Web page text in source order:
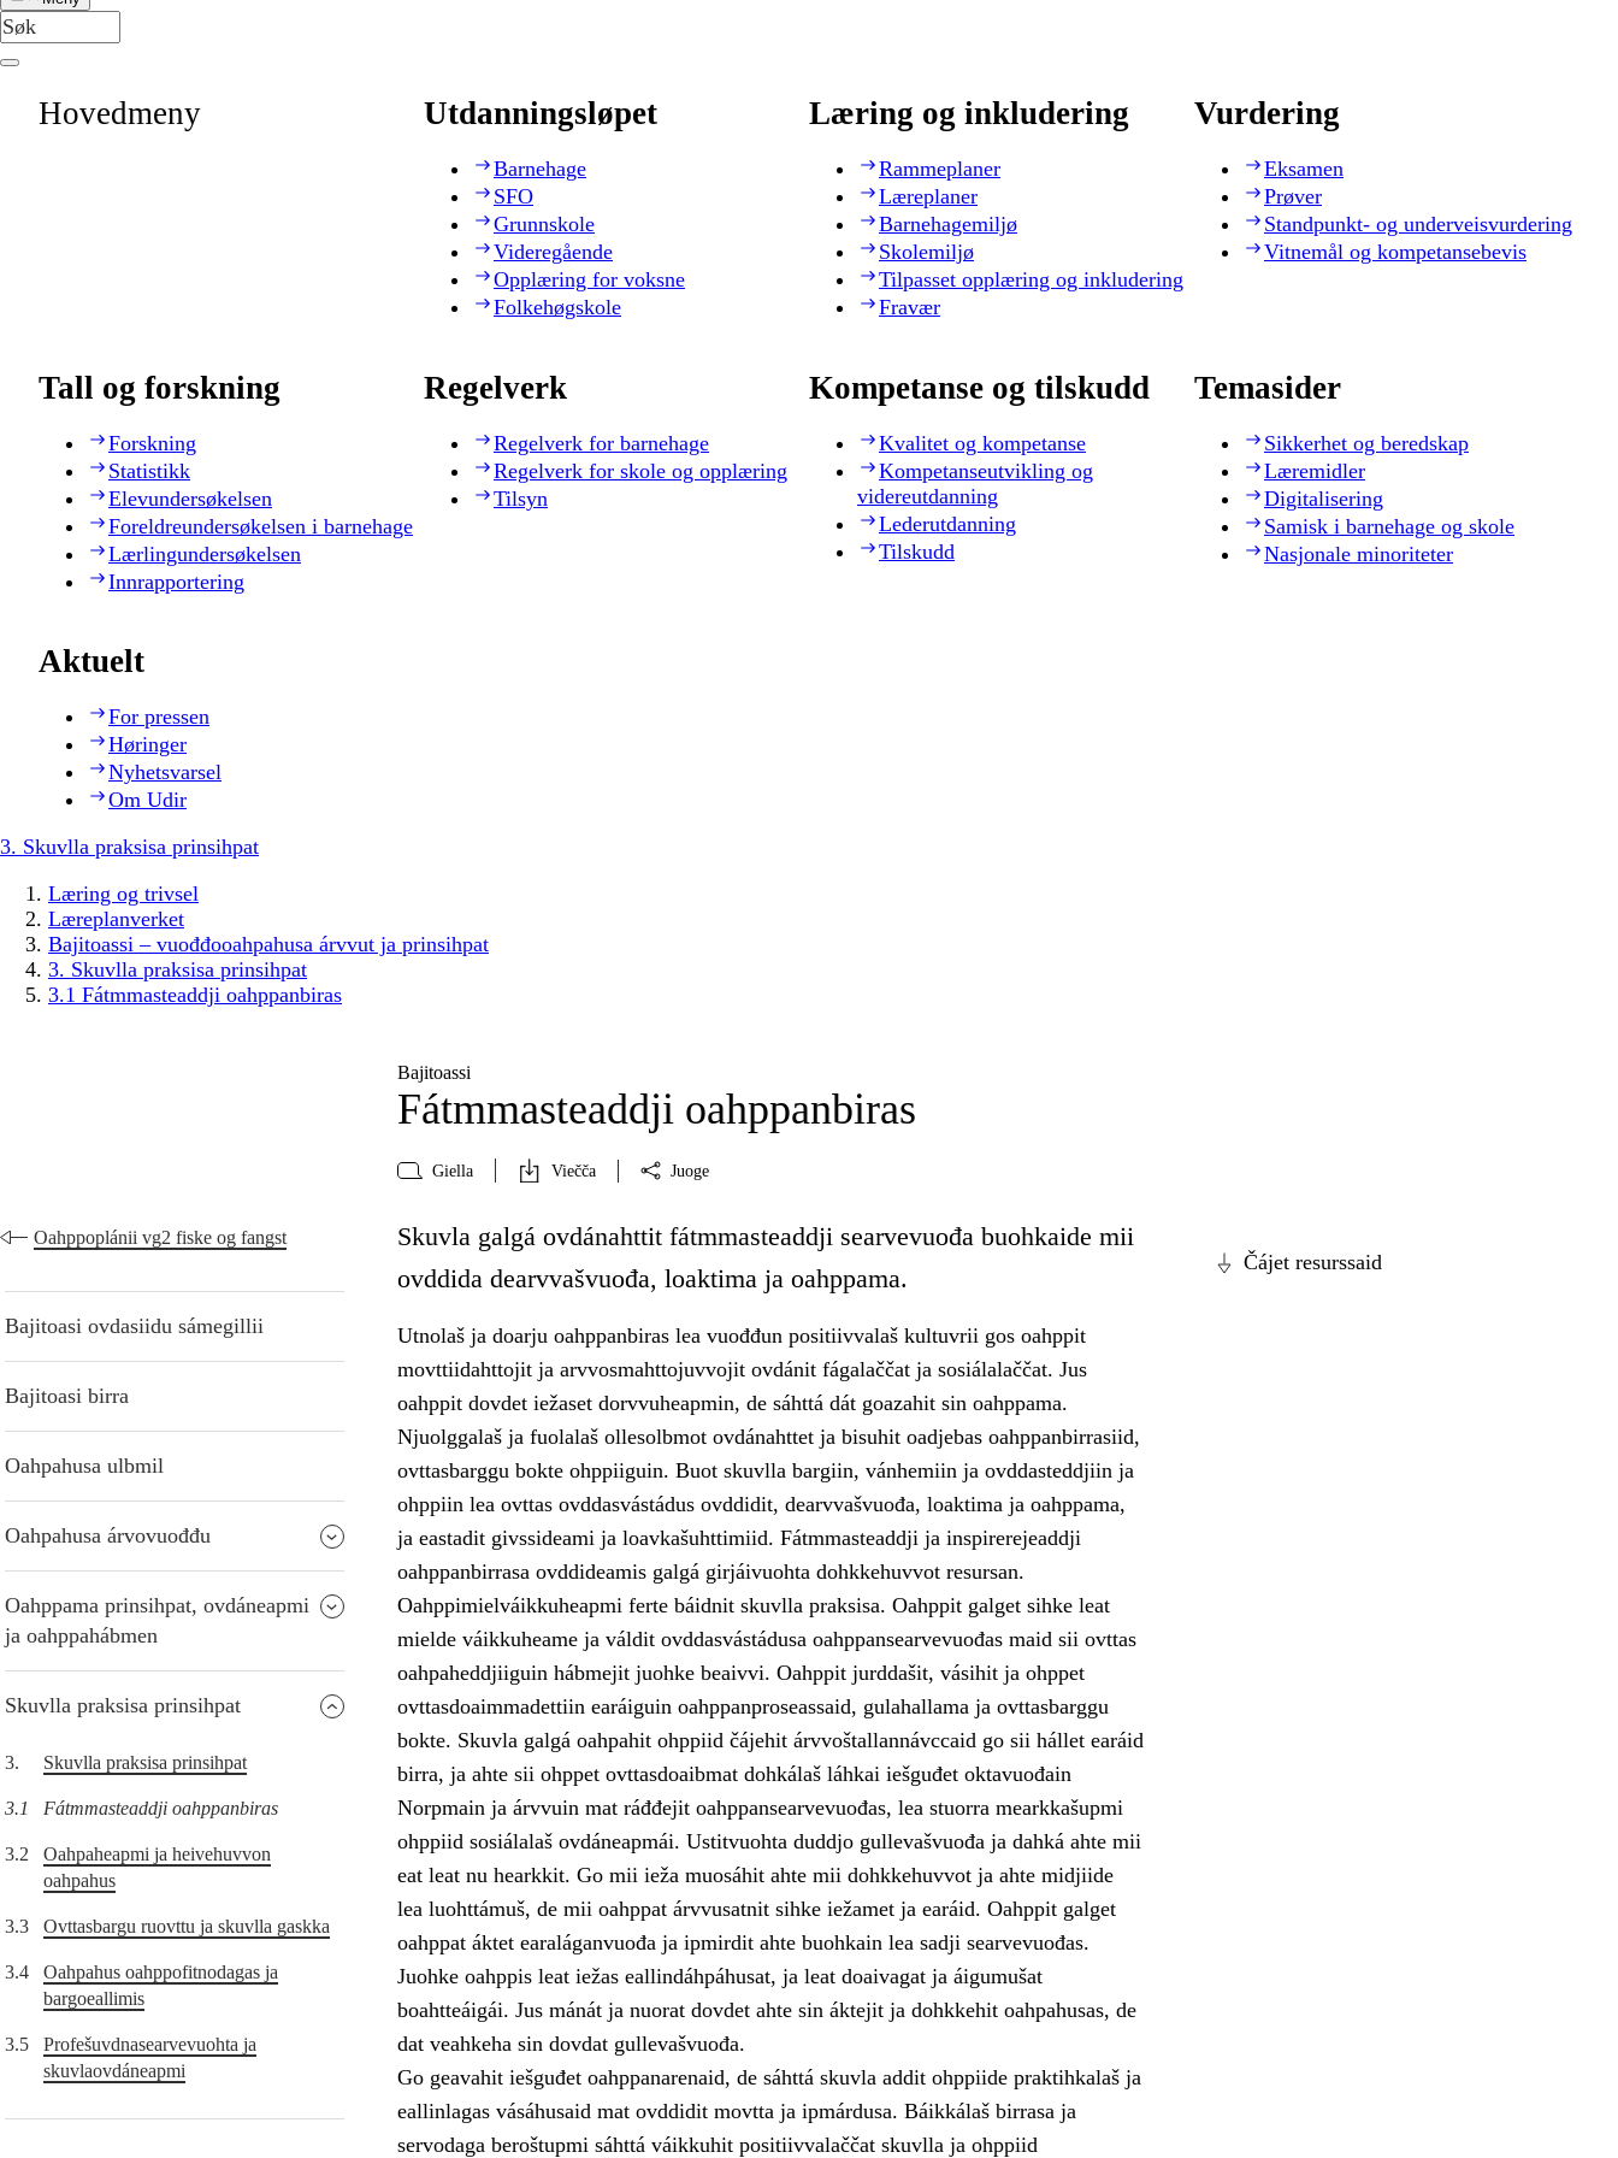
Hovedmeny Utdanningsløpet
Barnehage
SFO
Grunnskole
Videregående
Opplæring for voksne
Folkehøgskole
Læring og inkludering
Rammeplaner
Læreplaner
Barnehagemiljø
Skolemiljø
Tilpasset opplæring og inkludering
Fravær
Vurdering
Eksamen
Prøver
Standpunkt- og underveisvurdering
Vitnemål og kompetansebevis
Tall og forskning
Forskning
Statistikk
Elevundersøkelsen
Foreldreundersøkelsen i barnehage
Lærlingundersøkelsen
Innrapportering
Regelverk
Regelverk for barnehage
Regelverk for skole og opplæring
Tilsyn
Kompetanse og tilskudd
Kvalitet og kompetanse
Kompetanseutvikling og
videreutdanning
Lederutdanning
Tilskudd
Temasider
Sikkerhet og beredskap
Læremidler
Digitalisering
Samisk i barnehage og skole
Nasjonale minoriteter
Aktuelt
For pressen
Høringer
Nyhetsvarsel
Om Udir
3. Skuvlla praksisa prinsihpat
Læring og trivsel
Læreplanverket
Bajitoassi – vuođđooahpahusa árvvut ja prinsihpat
3. Skuvlla praksisa prinsihpat
3.1 Fátmmasteaddji oahppanbiras
Bajitoassi
Fátmmasteaddji oahppanbiras
Giella Viečča Juoge
Oahppoplánii vg2 fiske og fangst
Bajitoasi ovdasiidu sámegillii
Bajitoasi birra
Oahpahusa ulbmil
Oahpahusa árvovuođđu
Oahppama prinsihpat, ovdáneapmi
ja oahppahábmen
Skuvlla praksisa prinsihpat
3. Skuvlla praksisa prinsihpat
3.1 Fátmmasteaddji oahppanbiras
3.2
Oahpaheapmi ja heivehuvvon
oahpahus
3.3 Ovttasbargu ruovttu ja skuvlla gaskka
3.4
Oahpahus oahppofitnodagas ja
bargoeallimis
3.5
Profešuvdnasearvevuohta ja
skuvlaovdáneapmi
Čájet resurssaid
Skuvla galgá ovdánahttit fátmmasteaddji searvevuođa buohkaide mii
ovddida dearvvašvuođa, loaktima ja oahppama.
Utnolaš ja doarju oahppanbiras lea vuođđun positiivvalaš kultuvrii gos oahppit
movttiidahttojit ja arvvosmahttojuvvojit ovdánit fágalaččat ja sosiálalaččat. Jus
oahppit dovdet iežaset dorvvuheapmin, de sáhttá dát goazahit sin oahppama.
Njuolggalaš ja fuolalaš ollesolbmot ovdánahttet ja bisuhit oadjebas oahppanbirrasiid,
ovttasbarggu bokte ohppiiguin. Buot skuvlla bargiin, vánhemiin ja ovddasteddjiin ja
ohppiin lea ovttas ovddasvástádus ovddidit, dearvvašvuođa, loaktima ja oahppama,
ja eastadit givssideami ja loavkašuhttimiid. Fátmmasteaddji ja inspirerejeaddji
oahppanbirrasa ovddideamis galgá girjáivuohta dohkkehuvvot resursan.
Oahppimielváikkuheapmi ferte báidnit skuvlla praksisa. Oahppit galget sihke leat
mielde váikkuheame ja váldit ovddasvástádusa oahppansearvevuođas maid sii ovttas
oahpaheddjiiguin hábmejit juohke beaivvi. Oahppit jurddašit, vásihit ja ohppet
ovttasdoaimmadettiin earáiguin oahppanproseassaid, gulahallama ja ovttasbarggu
bokte. Skuvla galgá oahpahit ohppiid čájehit árvvoštallannávccaid go sii hállet earáid
birra, ja ahte sii ohppet ovttasdoaibmat dohkálaš láhkai iešguđet oktavuođain
Norpmain ja árvvuin mat ráđđejit oahppansearvevuođas, lea stuorra mearkkašupmi
ohppiid sosiálalaš ovdáneapmái. Ustitvuohta duddjo gullevašvuođa ja dahká ahte mii
eat leat nu hearkkit. Go mii ieža muosáhit ahte mii dohkkehuvvot ja ahte midjiide
lea luohttámuš, de mii oahppat árvvusatnit sihke iežamet ja earáid. Oahppit galget
oahppat áktet earaláganvuođa ja ipmirdit ahte buohkain lea sadji searvevuođas.
Juohke oahppis leat iežas eallindáhpáhusat, ja leat doaivagat ja áigumušat
boahtteáigái. Jus mánát ja nuorat dovdet ahte sin áktejit ja dohkkehit oahpahusas, de
dat veahkeha sin dovdat gullevašvuođa.
Go geavahit iešguđet oahppanarenaid, de sáhttá skuvla addit ohppiide praktihkalaš ja
eallinlagas vásáhusaid mat ovddidit movtta ja ipmárdusa. Báikkálaš birrasa ja
servodaga beroštupmi sáhttá váikkuhit positiivvalaččat skuvlla ja ohppiid